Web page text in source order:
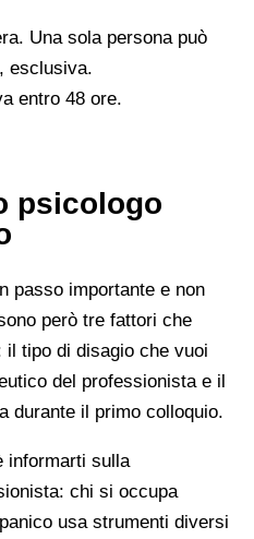
Una sola persona può
esclusiva.
entro 48 ore.
psicologo
passo importante e non
però tre fattori che
tipo di disagio che vuoi
del professionista e il
durante il primo colloquio.
informarti sulla
chi si occupa
usa strumenti diversi